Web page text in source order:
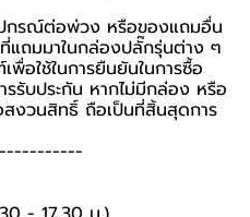
กรณ์ต่อพ่วง หรือของแถมอื่น
แถมมาในกล่องปลั๊กรุ่นต่าง ๆ
อใช้ในการยืนยันในการซื้อ
รับประกัน หากไม่มีกล่อง หรือ
สงวนสิทธิ์ ถือเป็นที่สิ้นสุดการ